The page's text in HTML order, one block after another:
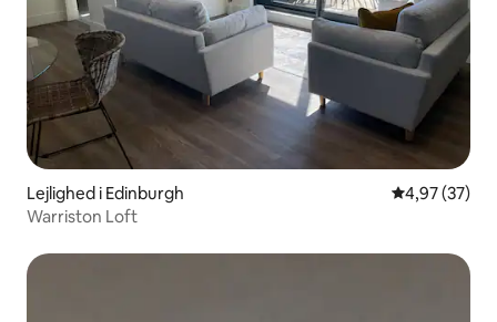
Lejlighed i Edinburgh 4,97 ud af 5 i
4,97 (37)
Warriston Loft